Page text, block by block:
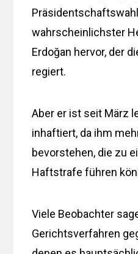
wahrscheinlichster
Erdoğan hervor, der
regiert.
Aber er ist seit März
inhaftiert, da ihm
bevorstehen, die zu
Haftstrafe führen
Viele Beobachter
Gerichtsverfahren